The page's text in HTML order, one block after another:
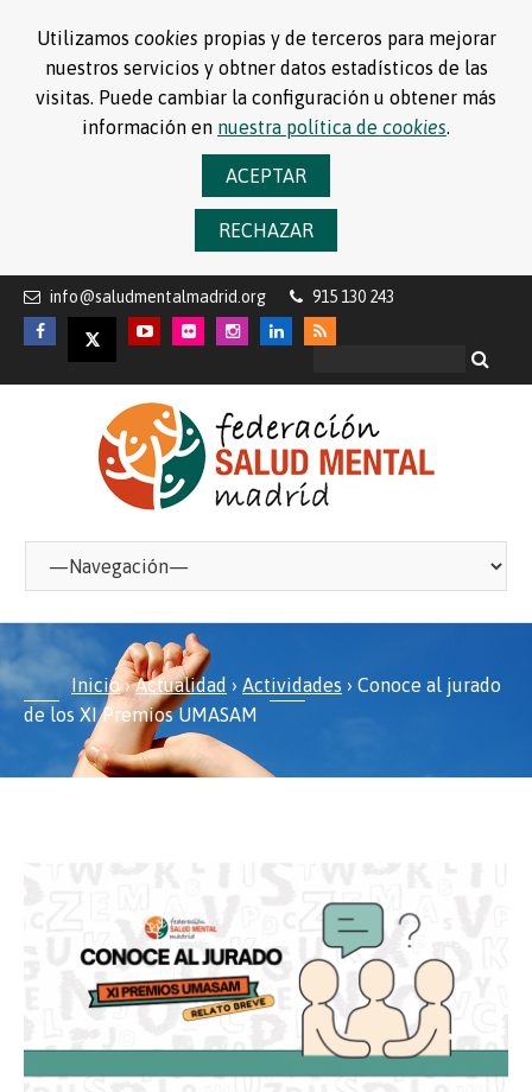
Utilizamos cookies propias y de terceros para mejorar
nuestros servicios y obtner datos estadísticos de las
visitas. Puede cambiar la configuración u obtener más
información en nuestra política de cookies.
ACEPTAR
RECHAZAR
info@saludmentalmadrid.org 915 130 243
Inicio›Actualidad › Actividades › Conoce al jurado
de los XI Premios UMASAM